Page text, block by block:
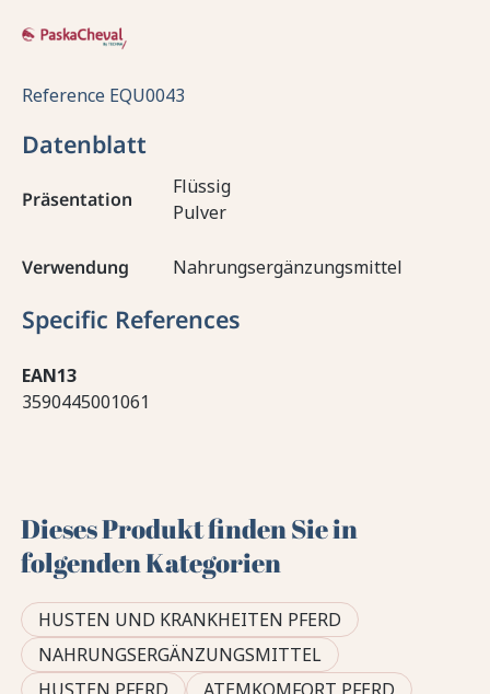
Reference EQU0043
Datenblatt
Präsentation
Flüssig
Pulver
Verwendung Nahrungsergänzungsmittel
Specific References
EAN13
3590445001061
Dieses Produkt finden Sie in
folgenden Kategorien
HUSTEN UND KRANKHEITEN PFERD
NAHRUNGSERGÄNZUNGSMITTEL